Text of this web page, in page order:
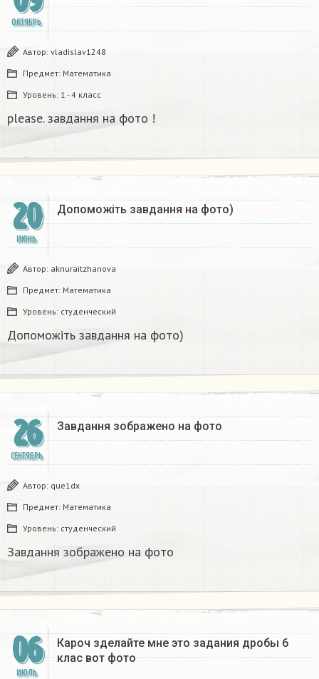
ОКТЯБРЬ
Автор: vladislav1248
Предмет: Математика
Уровень: 1 - 4 класс
please. завдання на фото !
20
ИЮНЬ
Допоможіть завдання на фото)
Автор: aknuraitzhanova
Предмет: Математика
Уровень: студенческий
Допоможіть завдання на фото)
26
СЕНТЯБРЬ
Завдання зображено на фото
Автор: que1dx
Предмет: Математика
Уровень: студенческий
Завдання зображено на фото
06
ИЮЛЬ
Кароч зделайте мне это задания дробы 6
клас вот фото